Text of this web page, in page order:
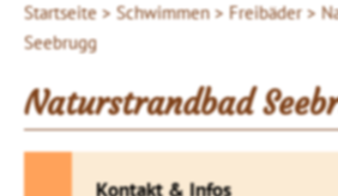
Startseite > Schwimmen > Freibäder >
Seebrugg
Naturstrandbad
Kontakt & Infos